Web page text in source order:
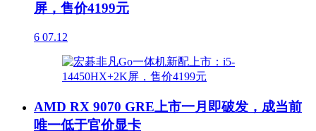
屏，售价4199元
6 07.12
AMD RX 9070 GRE上市一月即破发，成当前
唯一低于官价显卡